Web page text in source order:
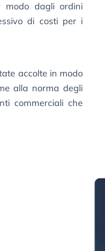
dagli ordini
di costi per i
accolte in modo
alla norma degli
commerciali che